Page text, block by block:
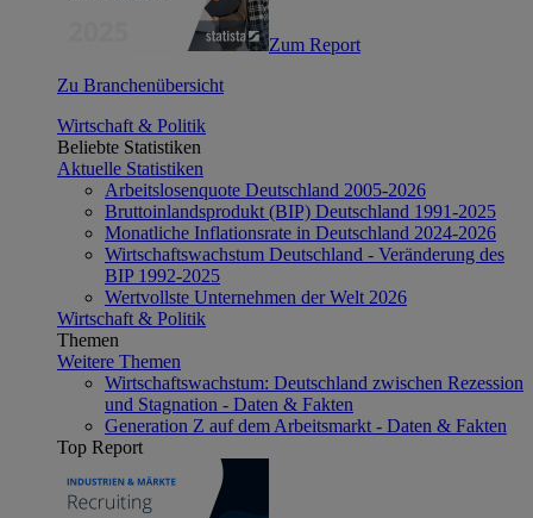
Zum Report
Zu Branchenübersicht
Wirtschaft & Politik
Beliebte Statistiken
Aktuelle Statistiken
Arbeitslosenquote Deutschland 2005-2026
Bruttoinlandsprodukt (BIP) Deutschland 1991-2025
Monatliche Inflationsrate in Deutschland 2024-2026
Wirtschaftswachstum Deutschland - Veränderung des
BIP 1992-2025
Wertvollste Unternehmen der Welt 2026
Wirtschaft & Politik
Themen
Weitere Themen
Wirtschaftswachstum: Deutschland zwischen Rezession
und Stagnation - Daten & Fakten
Generation Z auf dem Arbeitsmarkt - Daten & Fakten
Top Report